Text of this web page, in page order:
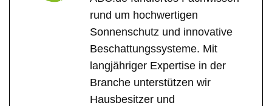
rund um hochwertigen
Sonnenschutz und innovative
Beschattungssysteme. Mit
langjähriger Expertise in der
Branche unterstützen wir
Hausbesitzer und